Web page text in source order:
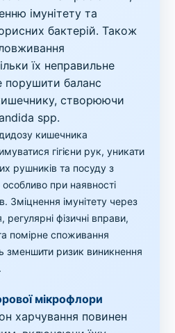
імунітету та
бактерій. Також
їх неправильне
порушити баланс
створюючи
spp.
кишечника
гігієни рук, уникати
рушників та посуду з
при наявності
Зміцнення імунітету через
фізичні вправи,
помірне споживання
зменшити ризик виникнення
мікрофлори
харчування повинен